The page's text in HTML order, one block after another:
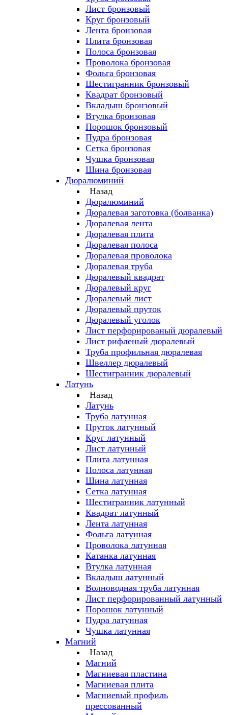
Лист бронзовый
Круг бронзовый
Лента бронзовая
Плита бронзовая
Полоса бронзовая
Проволока бронзовая
Фольга бронзовая
Шестигранник бронзовый
Квадрат бронзовый
Вкладыш бронзовый
Втулка бронзовая
Порошок бронзовый
Пудра бронзовая
Сетка бронзовая
Чушка бронзовая
Шина бронзовая
Дюралюминий
Назад
Дюралюминий
Дюралевая заготовка (болванка)
Дюралевая лента
Дюралевая плита
Дюралевая полоса
Дюралевая проволока
Дюралевая труба
Дюралевый квадрат
Дюралевый круг
Дюралевый лист
Дюралевый пруток
Дюралевый уголок
Лист перфорированый дюралевый
Лист рифленый дюралевый
Труба профильная дюралевая
Швеллер дюралевый
Шестигранник дюралевый
Латунь
Назад
Латунь
Труба латунная
Пруток латунный
Круг латунный
Лист латунный
Плита латунная
Полоса латунная
Шина латунная
Сетка латунная
Шестигранник латунный
Квадрат латунный
Лента латунная
Фольга латунная
Проволока латунная
Катанка латунная
Втулка латунная
Вкладыш латунный
Волноводная труба латунная
Лист перфорированный латунный
Порошок латунный
Пудра латунная
Чушка латунная
Магний
Назад
Магний
Магниевая пластина
Магниевая плита
Магниевый профиль
прессованный